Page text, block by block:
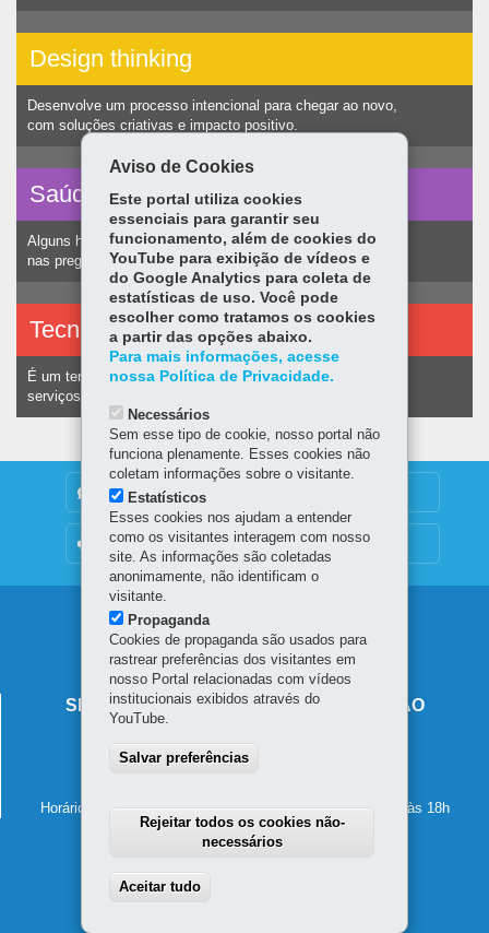
Design thinking
Desenvolve um processo intencional para chegar ao novo,
com soluções criativas e impacto positivo.
Saúde vocal
Alguns hábitos humanos podem ocasionar nódulos
nas pregas vocais e consequentemente alteração na voz.
Tecnologias assistivas
É um termo utilizado para identificar recursos e
serviços voltados a pessoas com deficiência.
DENUNCIE CORRUPÇÃO
OUVIDORIA
Navegação
principal
SECRETARIA DE ESTADO DA EDUCAÇÃO
80610-011-Curitiba
Horário de atendimento: de segunda a sexta-feira, das 8h às 18h
Aviso de Cookies
Este portal utiliza cookies
essenciais para garantir seu
funcionamento, além de cookies do
YouTube para exibição de vídeos e
do Google Analytics para coleta de
estatísticas de uso. Você pode
escolher como tratamos os cookies
a partir das opções abaixo.
Para mais informações, acesse
nossa Política de Privacidade.
Necessários
Sem esse tipo de cookie, nosso portal não
funciona plenamente. Esses cookies não
coletam informações sobre o visitante.
Estatísticos
Esses cookies nos ajudam a entender
como os visitantes interagem com nosso
site. As informações são coletadas
anonimamente, não identificam o
visitante.
Propaganda
Cookies de propaganda são usados para
rastrear preferências dos visitantes em
nosso Portal relacionadas com vídeos
institucionais exibidos através do
YouTube.
Salvar preferências
Rejeitar todos os cookies não-
necessários
Aceitar tudo